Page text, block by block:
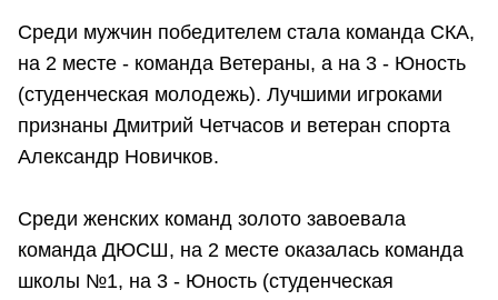
Среди мужчин победителем стала команда СКА,
на 2 месте - команда Ветераны, а на 3 - Юность
(студенческая молодежь). Лучшими игроками
признаны Дмитрий Четчасов и ветеран спорта
Александр Новичков.
Среди женских команд золото завоевала
команда ДЮСШ, на 2 месте оказалась команда
школы №1, на 3 - Юность (студенческая